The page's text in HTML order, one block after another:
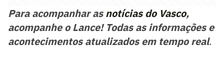
Para acompanhar asnotícias do Vasco,
acompanhe o Lance! Todas as informações e
acontecimentos atualizados em tempo real.